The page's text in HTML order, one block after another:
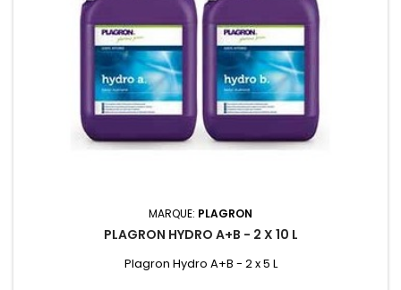
MARQUE: PLAGRON
PLAGRON HYDRO A+B - 2 X 10 L
Plagron Hydro A+B - 2 x 5 L